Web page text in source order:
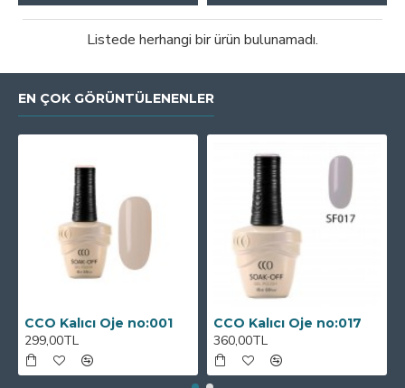
Listede herhangi bir ürün bulunamadı.
EN ÇOK GÖRÜNTÜLENENLER
CCO Kalıcı Oje no:001
299,00TL
CCO Kalıcı Oje no:017
360,00TL